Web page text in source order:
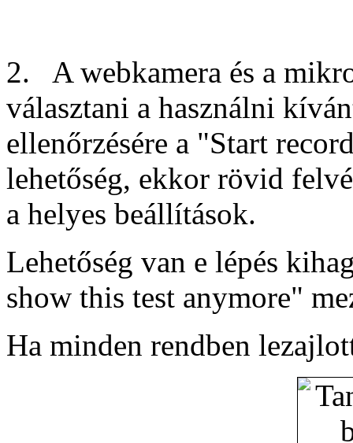
2. A webkamera és a
választani a használni
ellenőrzésére a "Start
lehetőség, ekkor rövid
a helyes beállítások.
Lehetőség van e lépés
show this test anymore"
Ha minden rendben